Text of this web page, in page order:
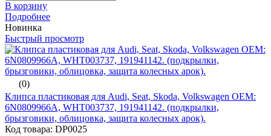
В корзину
Подробнее
Новинка
Быстрый просмотр
(0)
Клипса пластиковая для Audi, Seat, Skoda, Volkswagen ОЕМ:
6N0809966A, WHT003737, 191941142. (подкрылки,
брызговики, облицовка, защита колесных арок).
Код товара: DP0025